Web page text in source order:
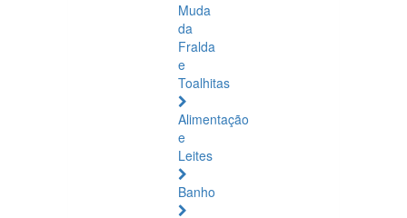
Muda
da
Fralda
e
Toalhitas
Alimentação
e
Leites
Banho